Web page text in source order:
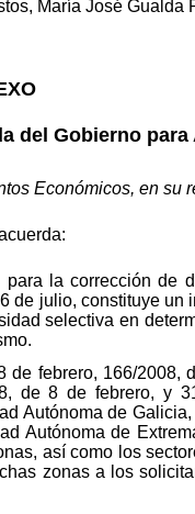
María José Gualda
del Gobierno
Económicos, en su
la corrección de
julio, constituye un
selectiva en
febrero, 166/2008,
de 8 de febrero, y
Autónoma de
Autónoma de
así como los
zonas a los